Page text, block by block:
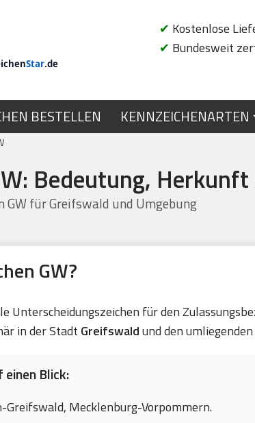
Star.de
✔ Kostenlose
✔ Bundesweit
BESTELLEN KENNZEICHENARTEN
Bedeutung,
GW für Greifswald und Umgebung
GW?
Unterscheidungszeichen für den
in der Stadt Greifswaldund den
Blick:
Greifswald, Mecklenburg-Vorpommern.